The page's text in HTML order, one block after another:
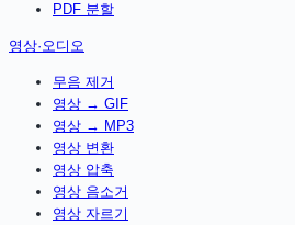
PDF 분할
영상·오디오
무음 제거
영상 → GIF
영상 → MP3
영상 변환
영상 압축
영상 음소거
영상 자르기